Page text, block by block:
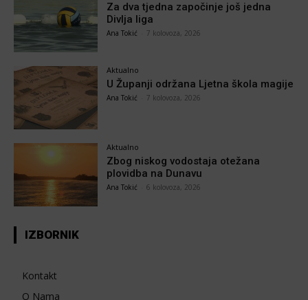
Za dva tjedna započinje još jedna
Divlja liga
Ana Tokić 7 kolovoza, 2026
Aktualno
U Županji održana Ljetna škola magije
Ana Tokić 7 kolovoza, 2026
Aktualno
Zbog niskog vodostaja otežana
plovidba na Dunavu
Ana Tokić 6 kolovoza, 2026
IZBORNIK
Kontakt
O Nama